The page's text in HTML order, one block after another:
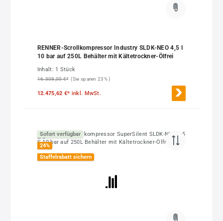
RENNER-Scrollkompressor Industry SLDK-NEO 4,5 I
10 bar auf 250L Behälter mit Kältetrockner-Ölfrei
Inhalt: 1 Stück
16.308,00 €* (Sie sparen 23% )
12.475,62 €* inkl. MwSt.
Sofort verfügbar
24%
Staffelrabatt sichern